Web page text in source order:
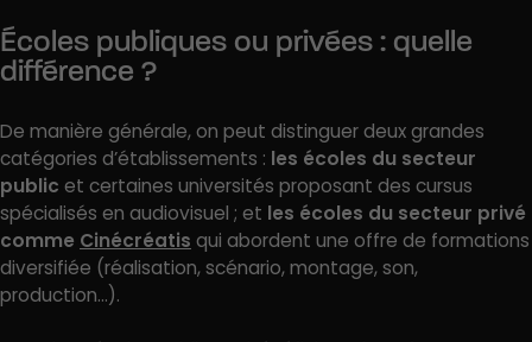
Écoles publiques ou privées : quelle
différence ?
De manière générale, on peut distinguer deux grandes
catégories d’établissements : les écoles du secteur
public et certaines universités proposant des cursus
spécialisés en audiovisuel ; et les écoles du secteur privé
comme Cinécréatis qui abordent une offre de formations
diversifiée (réalisation, scénario, montage, son,
production…).